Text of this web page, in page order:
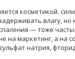
косметикой.
влагу,
— тоже
на маркетинг, а на
натрия,